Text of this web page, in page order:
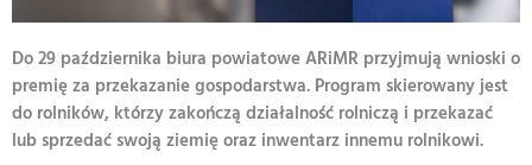
Do 29 października biura powiatowe ARiMR przyjmują wnioski o
premię za przekazanie gospodarstwa. Program skierowany jest
do rolników, którzy zakończą działalność rolniczą i przekazać
lub sprzedać swoją ziemię oraz inwentarz innemu rolnikowi.